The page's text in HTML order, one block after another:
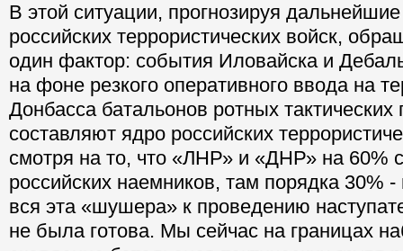
В этой ситуации, прогнозируя
российских террористических войск,
один фактор: события Иловайска и
на фоне резкого оперативного ввода на
Донбасса батальонов ротных тактических
составляют ядро российских
смотря на то, что «ЛНР» и «ДНР» на 60%
российских наемников, там порядка 30%
вся эта «шушера» к проведению
не была готова. Мы сейчас на границах